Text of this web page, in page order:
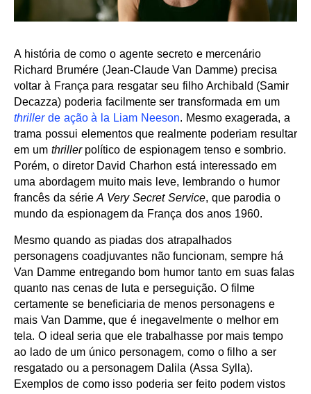
A história de como o agente secreto e mercenário
Richard Brumére (Jean-Claude Van Damme) precisa
voltar à França para resgatar seu filho Archibald (Samir
Decazza) poderia facilmente ser transformada em um
thrillerde ação à la Liam Neeson. Mesmo exagerada, a
trama possui elementos que realmente poderiam resultar
em um thrillerpolítico de espionagem tenso e sombrio.
Porém, o diretor David Charhon está interessado em
uma abordagem muito mais leve, lembrando o humor
francês da sérieA Very Secret Service, que parodia o
mundo da espionagem da França dos anos 1960.
Mesmo quando as piadas dos atrapalhados
personagens coadjuvantes não funcionam, sempre há
Van Damme entregando bom humor tanto em suas falas
quanto nas cenas de luta e perseguição. O filme
certamente se beneficiaria de menos personagens e
mais Van Damme, que é inegavelmente o melhor em
tela. O ideal seria que ele trabalhasse por mais tempo
ao lado de um único personagem, como o filho a ser
resgatado ou a personagem Dalila (Assa Sylla).
Exemplos de como isso poderia ser feito podem vistos